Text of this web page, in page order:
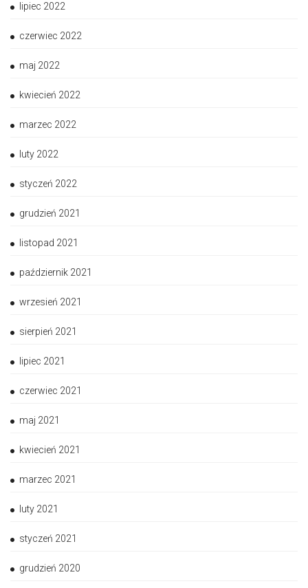
lipiec 2022
czerwiec 2022
maj 2022
kwiecień 2022
marzec 2022
luty 2022
styczeń 2022
grudzień 2021
listopad 2021
październik 2021
wrzesień 2021
sierpień 2021
lipiec 2021
czerwiec 2021
maj 2021
kwiecień 2021
marzec 2021
luty 2021
styczeń 2021
grudzień 2020